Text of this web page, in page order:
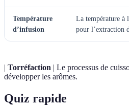
Température
d’infusion
La température à
pour l’extraction
| Torréfaction | Le processus de
développer les arômes.
Quiz rapide